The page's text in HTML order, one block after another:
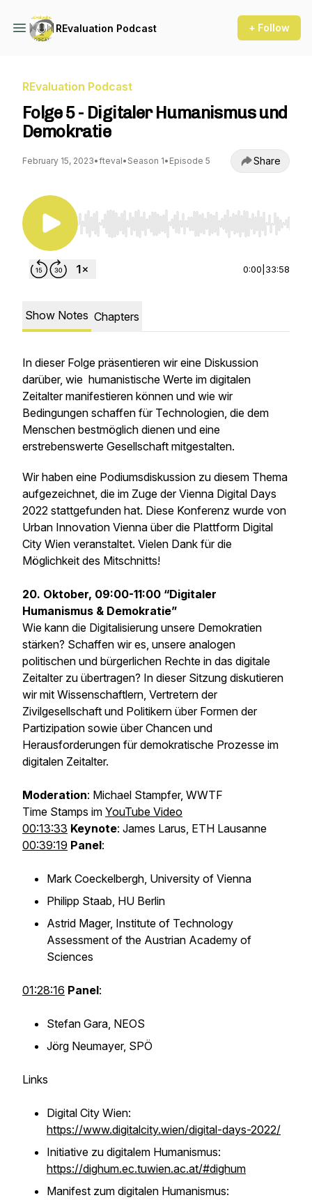
REvaluation Podcast + Follow
REvaluation Podcast
Folge 5 - Digitaler Humanismus und
Demokratie
February 15, 2023•fteval• Season 1• Episode 5 Share
Use Left/Right to seek, Home/End to jump to
0:00 33:58
Show Notes Chapters
In dieser Folge präsentieren wir eine Diskussion
darüber, wie humanistische Werte im digitalen
Zeitalter manifestieren können und wie wir
Bedingungen schaffen für Technologien, die dem
Menschen bestmöglich dienen und eine
erstrebenswerte Gesellschaft mitgestalten.
Wir haben eine Podiumsdiskussion zu diesem Thema
aufgezeichnet, die im Zuge der Vienna Digital Days
2022 stattgefunden hat. Diese Konferenz wurde von
Urban Innovation Vienna über die Plattform Digital
City Wien veranstaltet. Vielen Dank für die
Möglichkeit des Mitschnitts!
20. Oktober, 09:00-11:00 “Digitaler
Humanismus & Demokratie”
Wie kann die Digitalisierung unsere Demokratien
stärken? Schaffen wir es, unsere analogen
politischen und bürgerlichen Rechte in das digitale
Zeitalter zu übertragen? In dieser Sitzung diskutieren
wir mit Wissenschaftlern, Vertretern der
Zivilgesellschaft und Politikern über Formen der
Partizipation sowie über Chancen und
Herausforderungen für demokratische Prozesse im
digitalen Zeitalter.
Moderation: Michael Stampfer, WWTF
Time Stamps im YouTube Video
00:13:33 Keynote: James Larus, ETH Lausanne
00:39:19 Panel:
Mark Coeckelbergh, University of Vienna
Philipp Staab, HU Berlin
Astrid Mager, Institute of Technology
Assessment of the Austrian Academy of
Sciences
01:28:16 Panel:
Stefan Gara, NEOS
Jörg Neumayer, SPÖ
Links
Digital City Wien:
https://www.digitalcity.wien/digital-days-2022/
Initiative zu digitalem Humanismus:
https://dighum.ec.tuwien.ac.at/#dighum
Manifest zum digitalen Humanismus: